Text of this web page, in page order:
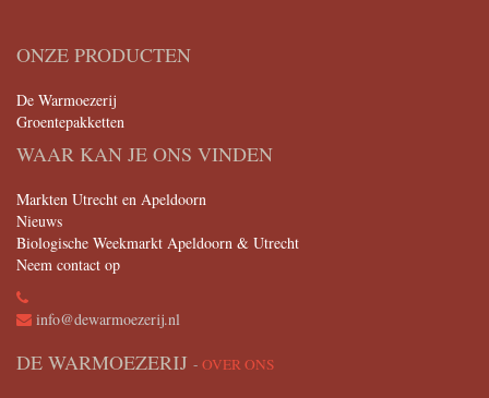
ONZE PRODUCTEN
De Warmoezerij
Groentepakketten
WAAR KAN JE ONS VINDEN
Markten Utrecht en Apeldoorn
Nieuws
Biologische Weekmarkt Apeldoorn & Utrecht
Neem contact op
info@dewarmoezerij.nl
DE WARMOEZERIJ - OVER ONS